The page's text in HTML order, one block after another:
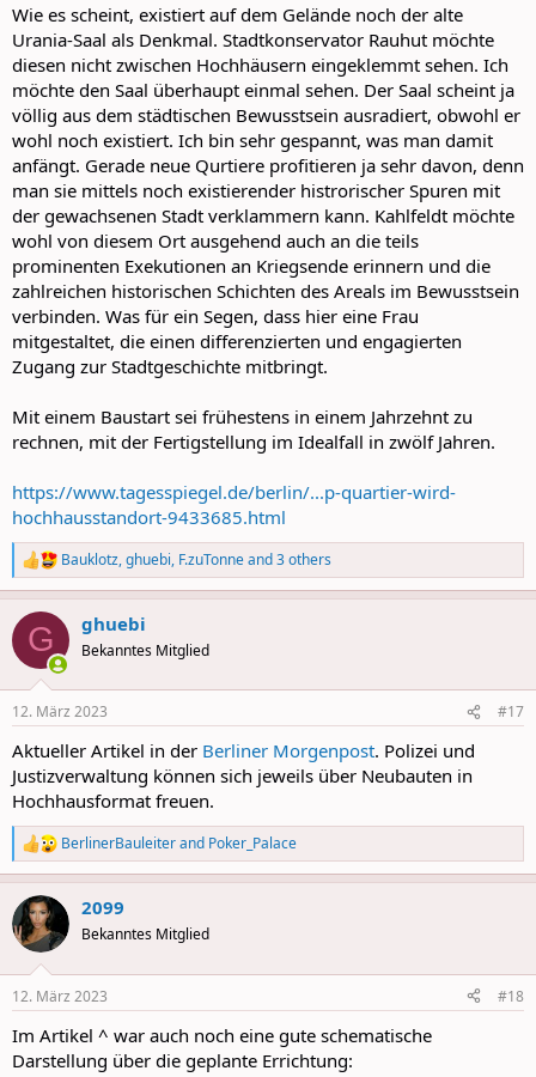
Wie es scheint, existiert auf dem Gelände noch der alte
Urania-Saal als Denkmal. Stadtkonservator Rauhut möchte
diesen nicht zwischen Hochhäusern eingeklemmt sehen. Ich
möchte den Saal überhaupt einmal sehen. Der Saal scheint ja
völlig aus dem städtischen Bewusstsein ausradiert, obwohl er
wohl noch existiert. Ich bin sehr gespannt, was man damit
anfängt. Gerade neue Qurtiere profitieren ja sehr davon, denn
man sie mittels noch existierender histrorischer Spuren mit
der gewachsenen Stadt verklammern kann. Kahlfeldt möchte
wohl von diesem Ort ausgehend auch an die teils
prominenten Exekutionen an Kriegsende erinnern und die
zahlreichen historischen Schichten des Areals im Bewusstsein
verbinden. Was für ein Segen, dass hier eine Frau
mitgestaltet, die einen differenzierten und engagierten
Zugang zur Stadtgeschichte mitbringt.
Mit einem Baustart sei frühestens in einem Jahrzehnt zu
rechnen, mit der Fertigstellung im Idealfall in zwölf Jahren.
https://www.tagesspiegel.de/berlin/...p-quartier-wird-
hochhausstandort-9433685.html
R
e
a
c
i
s
Bauklotz,ghuebi, F.zuTonneand 3 others
G ghuebi
Bekanntes Mitglied
12. März 2023 #17
Aktueller Artikel in der Berliner Morgenpost. Polizei und
Justizverwaltung können sich jeweils über Neubauten in
Hochhausformat freuen.
R
e
a
c
t
i
s
BerlinerBauleiterand Poker_Palace
2099
Bekanntes Mitglied
12. März 2023 #18
Im Artikel ^ war auch noch eine gute schematische
Darstellung über die geplante Errichtung: